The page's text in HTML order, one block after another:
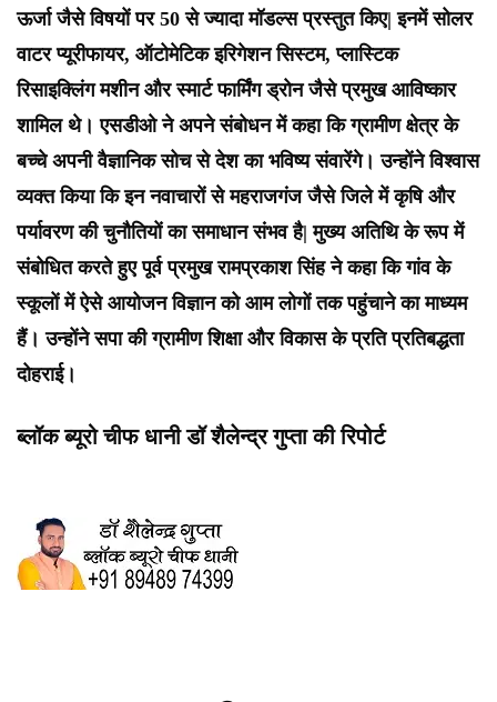
ऊर्जा जैसे विषयों पर 50 से ज्यादा मॉडल्स प्रस्तुत किए| इनमें सोलर
वाटर प्यूरीफायर, ऑटोमेटिक इरिगेशन सिस्टम, प्लास्टिक
रिसाइक्लिंग मशीन और स्मार्ट फार्मिंग ड्रोन जैसे प्रमुख आविष्कार
शामिल थे।एसडीओ ने अपने संबोधन में कहा कि ग्रामीण क्षेत्र के
बच्चे अपनी वैज्ञानिक सोच से देश का भविष्य संवारेंगे। उन्होंने विश्वास
व्यक्त किया कि इन नवाचारों से महराजगंज जैसे जिले में कृषि और
पर्यावरण की चुनौतियों का समाधान संभव है| मुख्य अतिथि के रूप में
संबोधित करते हुए पूर्व प्रमुख रामप्रकाश सिंह ने कहा कि गांव के
स्कूलों में ऐसे आयोजन विज्ञान को आम लोगों तक पहुंचाने का माध्यम
हैं। उन्होंने सपा की ग्रामीण शिक्षा और विकास के प्रति प्रतिबद्धता
दोहराई।
ब्लॉक ब्यूरो चीफ धानी डॉ शैलेन्द्र गुप्ता की रिपोर्ट